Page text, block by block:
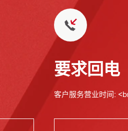
要求回电
客户服务营业时间: